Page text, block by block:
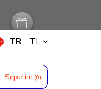
TR − TL
Sepetim (0)